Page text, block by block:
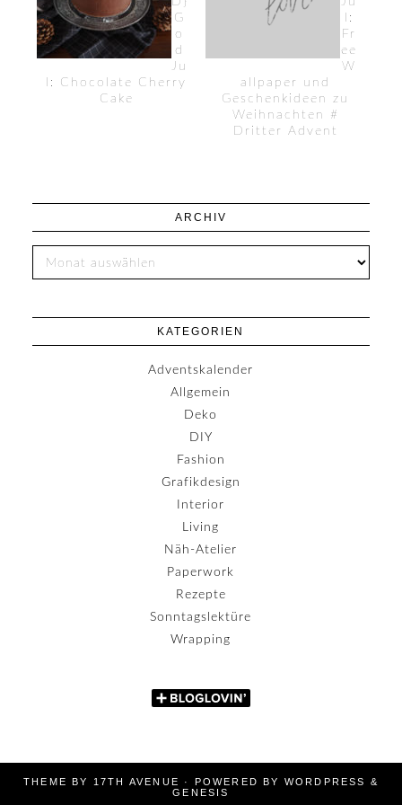
G
o
d
Ju
l: Chocolate Cherry
Cake
l:
Fr
ee
W
allpaper und
Geschenkideen zu
Weihnachten #
Dritter Advent
ARCHIV
KATEGORIEN
Adventskalender
Allgemein
Deko
DIY
Fashion
Grafikdesign
Interior
Living
Näh-Atelier
Paperwork
Rezepte
Sonntagslektüre
Wrapping
THEME BY 17TH AVENUE · POWERED BY WORDPRESS
&
GENESIS